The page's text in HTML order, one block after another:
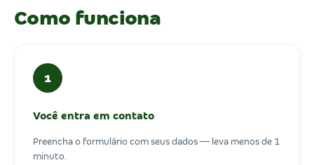
Como funciona
1
Você entra em contato
Preencha o formulário com seus dados — leva menos de 1
minuto.